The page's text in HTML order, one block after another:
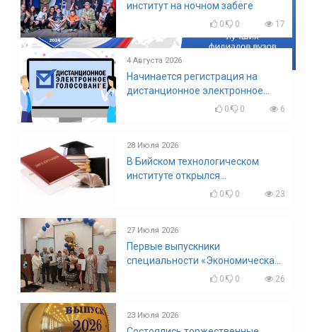
институт на ночном забеге
0 0 17
4 Августа 2026
Начинается регистрация на
дистанционное электронное
голосование на выборы!
0 0 6
28 Июля 2026
В Бийском технологическом
институте открылся
диссертационный совет!
0 0 23
27 Июля 2026
Первые выпускники
специальности «Экономическая
0 0 26
23 Июля 2026